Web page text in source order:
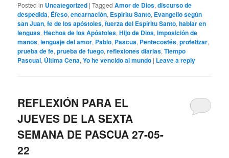
Posted in Uncategorized |Tagged Amor de Dios,discurso de
despedida, Éfeso,encarnación, Espíritu Santo, Evangelio según
san Juan,fe de los apóstoles,fuerza del Espíritu Santo,hablar en
lenguas,Hechos de los Apóstoles,Hijo de Dios,imposición de
manos,lenguaje del amor, Pablo, Pascua, Pentecostés,profetizar,
prueba de fe,prueba de fuego,reflexiones diarias,Tiempo
Pascual, Última Cena,Yo he vencido al mundo | Leave a reply
REFLEXIÓN PARA EL
JUEVES DE LA SEXTA
SEMANA DE PASCUA 27-05-
22